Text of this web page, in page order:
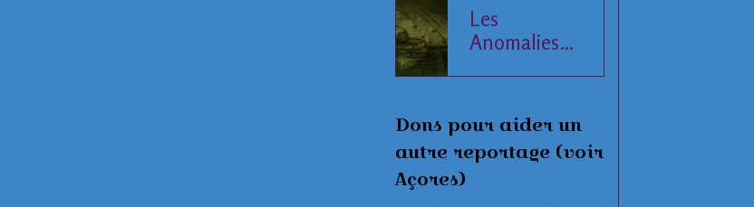
Les
Anomalies
Dons pour aider un
autre reportage (voir
Açores)